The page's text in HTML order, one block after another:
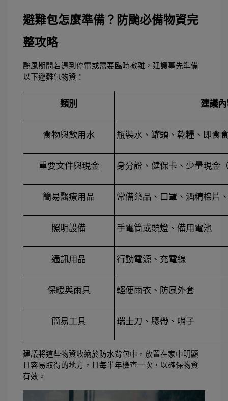
避難包怎麼準備？防颱必備物資完
整攻略
颱風期間若遇到停電或需要臨時撤離，建議事先準備
以下避難包物資：
類別 建議
食物與飲用水 瓶裝水、罐頭、乾糧、即食
重要文件與現金 身分證、健保卡、少量現金
簡易醫療用品 常備藥品、口罩、酒精棉片
照明設備 手電筒或頭燈、備用電池
通訊用品 行動電源、充電線
保暖與雨具 輕便雨衣、防風外套
簡易工具 瑞士刀、膠帶、哨子
建議將這些物資收納於防水背包中，放置在家中明顯
且容易取得的地方，且每半年檢查一次，以確保物資
有效。